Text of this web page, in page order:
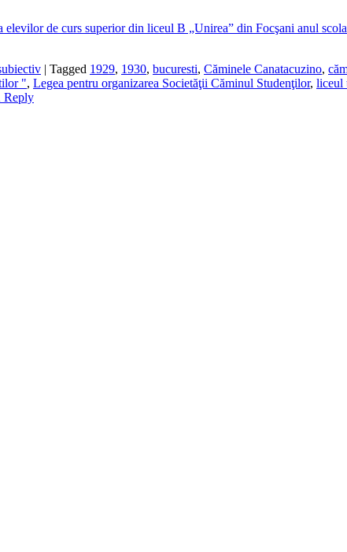
de curs superior din liceul B „Unirea” din Focşani anul
| Tagged 1929, 1930, bucuresti, Căminele Canatacuzino,
", Legea pentru organizarea Societăţii Căminul Studenţilor, liceul
Reply